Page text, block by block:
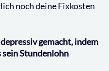
noch deine Fixkosten
gemacht, indem
sein Stundenlohn